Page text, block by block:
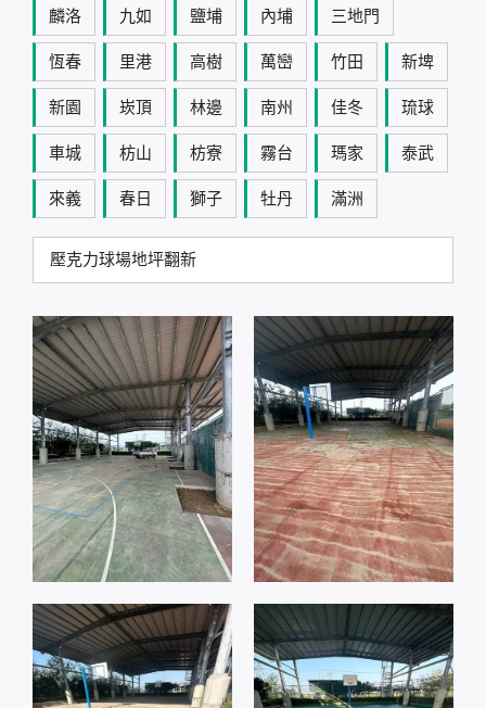
麟洛 九如 鹽埔 內埔 三地門
恆春 里港 高樹 萬巒 竹田 新埤
新園 崁頂 林邊 南州 佳冬 琉球
車城 枋山 枋寮 霧台 瑪家 泰武
來義 春日 獅子 牡丹 滿洲
壓克力球場地坪翻新